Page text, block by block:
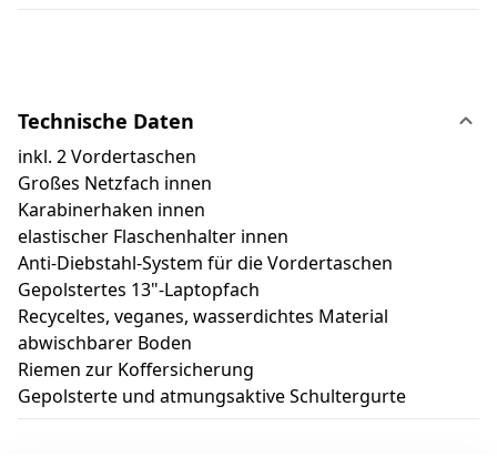
Technische Daten
inkl. 2 Vordertaschen
Großes Netzfach innen
Karabinerhaken innen
elastischer Flaschenhalter innen
Anti-Diebstahl-System für die Vordertaschen
Gepolstertes 13"-Laptopfach
Recyceltes, veganes, wasserdichtes Material
abwischbarer Boden
Riemen zur Koffersicherung
Gepolsterte und atmungsaktive Schultergurte